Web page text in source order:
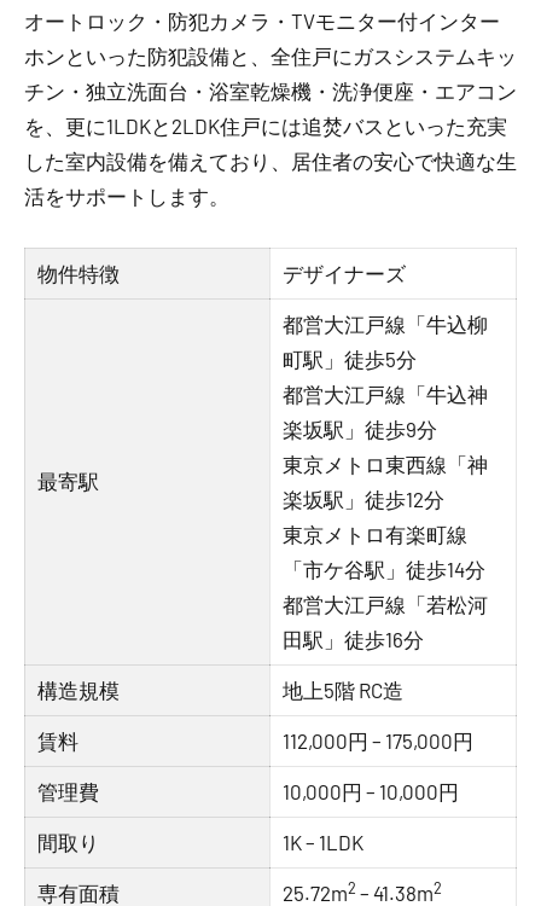
オートロック・防犯カメラ・TVモニター付インター
ホンといった防犯設備と、全住戸にガスシステムキッ
チン・独立洗面台・浴室乾燥機・洗浄便座・エアコン
を、更に1LDKと2LDK住戸には追焚バスといった充実
した室内設備を備えており、居住者の安心で快適な生
活をサポートします。
物件特徴 デザイナーズ
最寄駅
都営大江戸線「牛込柳
町駅」徒歩5分
都営大江戸線「牛込神
楽坂駅」徒歩9分
東京メトロ東西線「神
楽坂駅」徒歩12分
東京メトロ有楽町線
「市ケ谷駅」徒歩14分
都営大江戸線「若松河
田駅」徒歩16分
構造規模 地上5階 RC造
賃料 112,000円 – 175,000円
管理費 10,000円 – 10,000円
間取り 1K – 1LDK
専有面積 25.72m2 – 41.38m2